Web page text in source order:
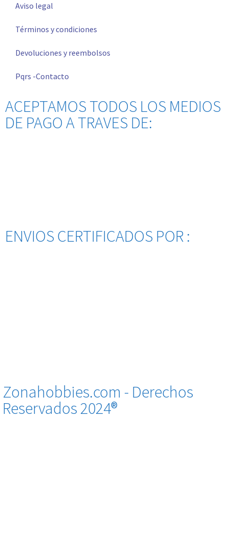
Aviso legal
Términos y condiciones
Devoluciones y reembolsos
Pqrs -Contacto
ACEPTAMOS TODOS LOS MEDIOS
DE PAGO A TRAVES DE:
ENVIOS CERTIFICADOS POR :
Zonahobbies.com - Derechos
Reservados 2024®